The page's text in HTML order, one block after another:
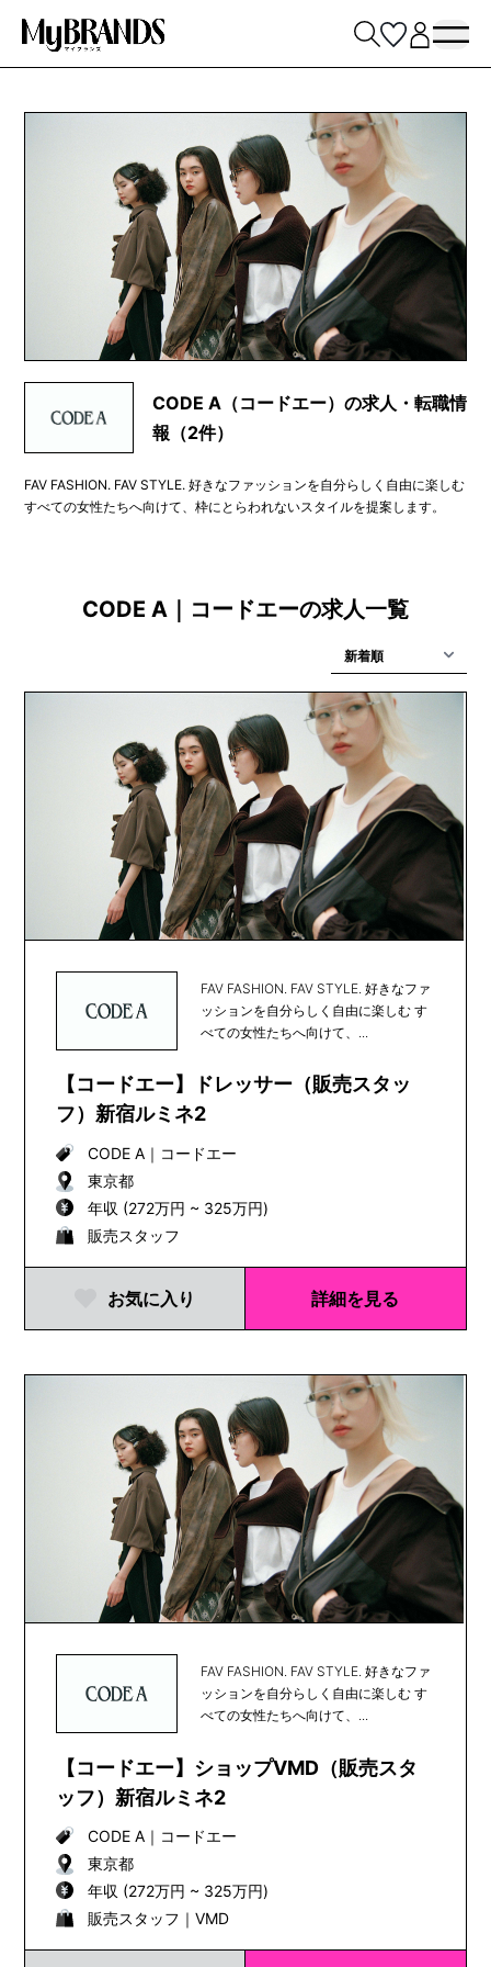
CODE A（コードエー）の求人・転職情
報（2件）
FAV FASHION. FAV STYLE. 好きなファッションを自分らしく自由に楽しむ
すべての女性たちへ向けて、枠にとらわれないスタイルを提案します。
CODE A｜コードエーの求人一覧
FAV FASHION. FAV STYLE. 好きなファ
ッションを自分らしく自由に楽しむ す
べての女性たちへ向けて、...
【コードエー】ドレッサー（販売スタッ
フ）新宿ルミネ2
CODE A｜ コードエー
東京都
年収 (272万円 ~ 325万円)
販売スタッフ
お気に入り 詳細を見る
FAV FASHION. FAV STYLE. 好きなファ
ッションを自分らしく自由に楽しむ す
べての女性たちへ向けて、...
【コードエー】ショップVMD（販売スタ
ッフ）新宿ルミネ2
CODE A｜ コードエー
東京都
年収 (272万円 ~ 325万円)
販売スタッフ｜VMD